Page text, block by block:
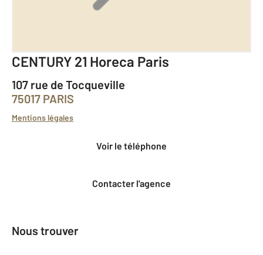
CENTURY 21 Horeca Paris
107 rue de Tocqueville
75017 PARIS
Mentions légales
Voir le téléphone
Contacter l'agence
Nous trouver